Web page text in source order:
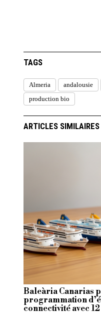
TAGS
Almeria andalousie
production bio
ARTICLES SIMILAIRES
Baleària Canarias
programmation
connectivité avec